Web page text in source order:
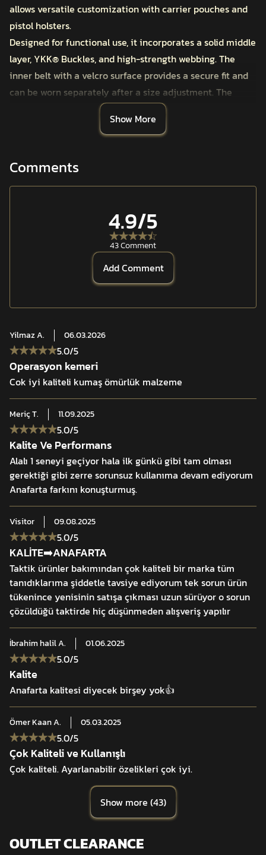
allows versatile customization with carrier pouches and
pistol holsters.
Designed for functional use, it incorporates a solid middle
layer, YKK® Buckles, and high-strength webbing. The
inner belt with a velcro surface provides a secure fit and
can be worn separately after a size adjustment. The
robust buckle prevents slipping under load.
Reinforced to withstand heavy equipment, the ARKAN™
DUTY BELT is suitable for tactical shooting,
Features
Professional Use Specific YKK
High Strength Polyester Webbings
High Technology Dyeing Method
Hook and Loop Surface Independent Inner Belt
Quick Fastening
Show More
Comments
4.9/5
43 Comment
Add Comment
YilmazA. 06.03.2026
5.0/5
Operasyon kemeri
Cok iyi kaliteli kumaş ömürlük malzeme
MeriçT. 11.09.2025
5.0/5
Kalite Ve Performans
Alalı 1 seneyi geçiyor hala ilk günkü gibi tam olması
gerektiği gibi zerre sorunsuz kullanıma devam ediyorum
Anafarta farkını konuşturmuş.
Visitor 09.08.2025
5.0/5
KALİTE➡️ANAFARTA
Taktik ürünler bakımından çok kaliteli bir marka tüm
tanıdıklarıma şiddetle tavsiye ediyorum tek sorun ürün
tükenince yenisinin satışa çıkması uzun sürüyor o sorun
çözüldüğü taktirde hiç düşünmeden alışveriş yapılır
İbrahim halilA. 01.06.2025
5.0/5
Kalite
Anafarta kalitesi diyecek birşey yok👍
Ömer KaanA. 05.03.2025
5.0/5
Çok Kaliteli ve Kullanışlı
Çok kaliteli. Ayarlanabilir özelikleri çok iyi.
Show more (43)
OUTLET CLEARANCE